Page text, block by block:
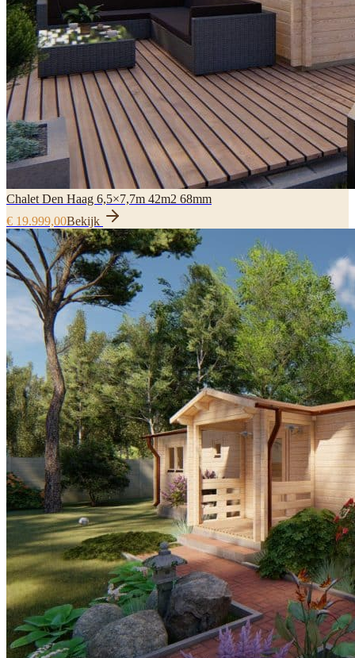
Chalet Den Haag 6,5×7,7m 42m2 68mm
€ 19.999,00Bekijk